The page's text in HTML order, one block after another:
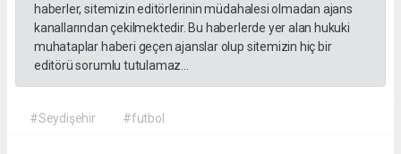
haberler, sitemizin editörlerinin müdahalesi olmadan ajans
kanallarından çekilmektedir. Bu haberlerde yer alan hukuki
muhataplar haberi geçen ajanslar olup sitemizin hiç bir
editörü sorumlu tutulamaz...
#Seydişehir #futbol